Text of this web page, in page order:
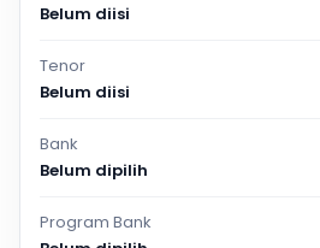
Belum diisi
Tenor
Belum diisi
Bank
Belum dipilih
Program Bank